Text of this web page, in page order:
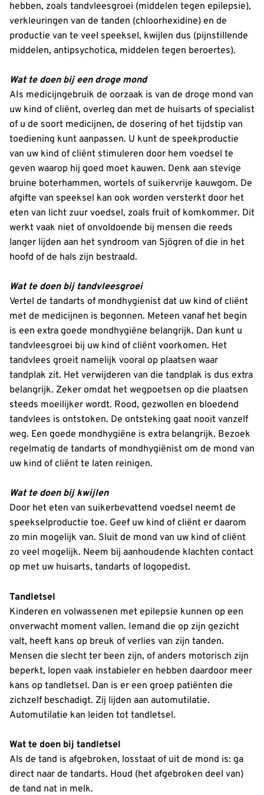
hebben, zoals tandvleesgroei (middelen tegen epilepsie),
verkleuringen van de tanden (chloorhexidine) en de
productie van te veel speeksel, kwijlen dus (pijnstillende
middelen, antipsychotica, middelen tegen beroertes).
Wat te doen bij een droge mond
AIs medicijngebruik de oorzaak is van de droge mond van
uw kind of cliënt, overleg dan met de huisarts of specialist
of u de soort medicijnen, de dosering of het tijdstip van
toediening kunt aanpassen. U kunt de speekproductie
van uw kind of cliënt stimuleren door hem voedsel te
geven waarop hij goed moet kauwen. Denk aan stevige
bruine boterhammen, wortels of suikervrije kauwgom. De
afgifte van speeksel kan ook worden versterkt door het
eten van licht zuur voedsel, zoals fruit of komkommer. Dit
werkt vaak niet of onvoldoende bij mensen die reeds
langer lijden aan het syndroom van Sjögren of die in het
hoofd of de hals zijn bestraald.
Wat te doen bij tandvleesgroei
Vertel de tandarts of mondhygienist dat uw kind of cliënt
met de medicijnen is begonnen. Meteen vanaf het begin
is een extra goede mondhygiëne belangrijk. Dan kunt u
tandvleesgroei bij uw kind of cliënt voorkomen. Het
tandvlees groeit namelijk vooral op plaatsen waar
tandplak zit. Het verwijderen van die tandplak is dus extra
belangrijk. Zeker omdat het wegpoetsen op die plaatsen
steeds moeilijker wordt. Rood, gezwollen en bloedend
tandvlees is ontstoken. De ontsteking gaat nooit vanzelf
weg. Een goede mondhygiëne is extra belangrijk. Bezoek
regelmatig de tandarts of mondhygiënist om de mond van
uw kind of cliënt te laten reinigen.
Wat te doen bij kwijlen
Door het eten van suikerbevattend voedsel neemt de
speekselproductie toe. Geef uw kind of cliënt er daarom
zo min mogelijk van. Sluit de mond van uw kind of cliënt
zo veel mogelijk. Neem bij aanhoudende klachten contact
op met uw huisarts, tandarts of logopedist.
Tandletsel
Kinderen en volwassenen met epilepsie kunnen op een
onverwacht moment vallen. Iemand die op zijn gezicht
valt, heeft kans op breuk of verlies van zijn tanden.
Mensen die slecht ter been zijn, of anders motorisch zijn
beperkt, lopen vaak instabieler en hebben daardoor meer
kans op tandletsel. Dan is er een groep patiënten die
zichzelf beschadigt. Zij lijden aan automutilatie.
Automutilatie kan leiden tot tandletsel.
Wat te doen bij tandletsel
Als de tand is afgebroken, losstaat of uit de mond is: ga
direct naar de tandarts. Houd (het afgebroken deel van)
de tand nat in melk.